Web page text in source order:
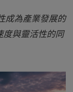
成為產業發展的
度與靈活性的同